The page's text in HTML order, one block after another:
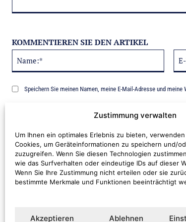
Zustimmung verwalten
Um Ihnen ein optimales Erlebnis zu bieten,
Cookies, um Geräteinformationen zu speichern und/
zuzugreifen. Wenn Sie diesen Technologien
wie das Surfverhalten oder eindeutige IDs auf dieser
Wenn Sie Ihre Zustimmung nicht erteilen oder sie
bestimmte Merkmale und Funktionen beeinträchtigt
Akzeptieren Ablehnen
KOMMENTIEREN SIE DEN ARTIKEL
Speichern Sie meinen Namen, meine E-Mail-Adresse und